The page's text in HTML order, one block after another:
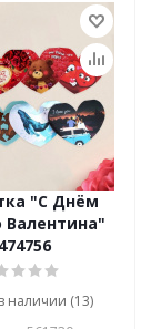
"С Днём
Валентина"
наличии (13)